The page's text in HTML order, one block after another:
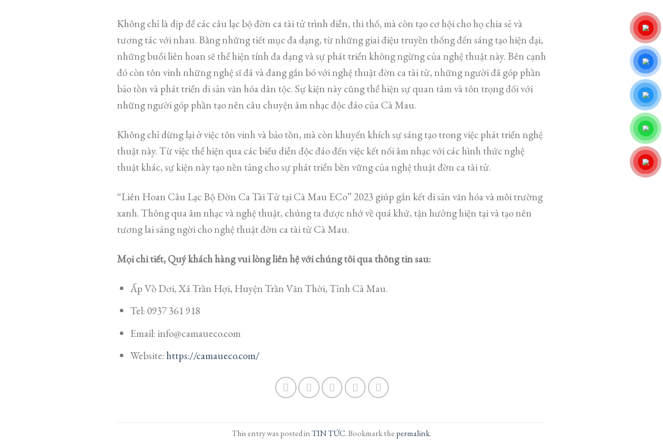
Không chỉ là dịp để các câu lạc bộ đờn ca tài tử trình diễn, thi thố, mà còn tạo cơ hội cho họ chia sẻ và
tương tác với nhau. Bằng những tiết mục đa dạng, từ những giai điệu truyền thống đến sáng tạo hiện đại,
những buổi liên hoan sẽ thể hiện tính đa dạng và sự phát triển không ngừng của nghệ thuật này. Bên cạnh
đó còn tôn vinh những nghệ sĩ đã và đang gắn bó với nghệ thuật đờn ca tài tử, những người đã góp phần
bảo tồn và phát triển di sản văn hóa dân tộc. Sự kiện này cũng thể hiện sự quan tâm và tôn trọng đối với
những người góp phần tạo nên câu chuyện âm nhạc độc đáo của Cà Mau.
Không chỉ dừng lại ở việc tôn vinh và bảo tồn, mà còn khuyến khích sự sáng tạo trong việc phát triển nghệ
thuật này. Từ việc thể hiện qua các biểu diễn độc đáo đến việc kết nối âm nhạc với các hình thức nghệ
thuật khác, sự kiện này tạo nền tảng cho sự phát triển bền vững của nghệ thuật đờn ca tài tử.
“Liên Hoan Câu Lạc Bộ Đờn Ca Tài Tử tại Cà Mau ECo” 2023 giúp gắn kết di sản văn hóa và môi trường
xanh. Thông qua âm nhạc và nghệ thuật, chúng ta được nhớ về quá khứ, tận hưởng hiện tại và tạo nên
tương lai sáng ngời cho nghệ thuật đờn ca tài tử Cà Mau.
Mọi chi tiết, Quý khách hàng vui lòng liên hệ với chúng tôi qua thông tin sau:
Ấp Vồ Dơi, Xã Trần Hợi, Huyện Trần Văn Thời, Tỉnh Cà Mau.
Tel: 0937 361 918
Email: info@camaueco.com
Website:https://camaueco.com/
This entry was posted inTIN TỨC. Bookmark the permalink.